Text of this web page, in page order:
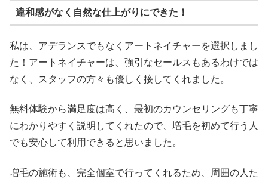
違和感がなく自然な仕上がりにできた！
私は、アデランスでもなくアートネイチャーを選択しまし
た！アートネイチャーは、強引なセールスもあるわけでは
なく、スタッフの方々も優しく接してくれました。
無料体験から満足度は高く、最初のカウンセリングも丁寧
にわかりやすく説明してくれたので、増毛を初めて行う人
でも安心して利用できると思いました。
増毛の施術も、完全個室で行ってくれるため、周囲の人た